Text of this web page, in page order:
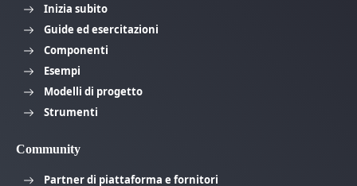
Inizia subito
Guide ed esercitazioni
Componenti
Esempi
Modelli di progetto
Strumenti
Community
Partner di piattaforma e fornitori